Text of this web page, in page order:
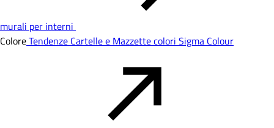
murali per interni
ColoreTendenze Cartelle e Mazzette colori Sigma Colour